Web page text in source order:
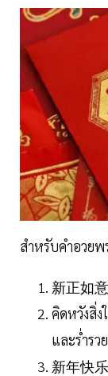
สำหรับคำอวย
新正如
คิดหวังสิ่
และร่ำร
新年快